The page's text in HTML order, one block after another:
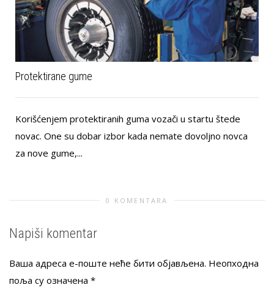
Protektirane gume
Korišćenjem protektiranih guma vozači u startu štede
novac. One su dobar izbor kada nemate dovoljno novca
za nove gume,...
0 KOMENTARA
Napiši komentar
Ваша адреса е-поште неће бити објављена. Неопходна
поља су означена *